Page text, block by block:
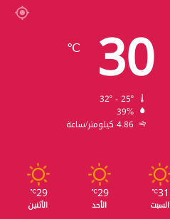
30
℃
39%
4.86 كيلومتر/ساعة
31
℃
السبت
29
℃
الأحد
29
℃
الأثنين